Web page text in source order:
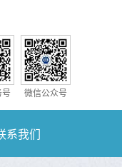
微信公众号
系我们